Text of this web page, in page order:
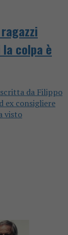
colpa è
da Filippo
ex consigliere
visto